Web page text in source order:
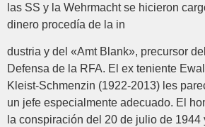
las SS y la Wehrmacht se hicieron
dinero procedía de la in
dustria y del «Amt Blank», precursor
Defensa de la RFA. El ex teniente
Kleist-Schmenzin (1922-2013) les
un jefe especialmente adecuado. El
la conspiración del 20 de julio de 1944